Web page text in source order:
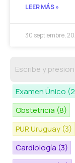
LEER MÁS »
30 septiembre,
Examen Único
Obstetricia (8)
PUR Uruguay (3)
Cardiología (3)